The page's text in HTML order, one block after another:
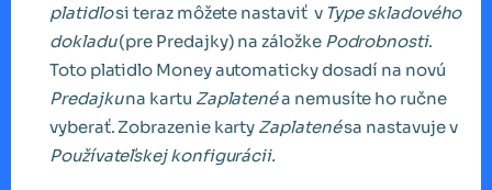
platidlosi teraz môžete nastaviť v Type skladového
dokladu(pre Predajky) na záložke Podrobnosti.
Toto platidlo Money automaticky dosadí na novú
Predajkuna kartu Zaplatenéa nemusíte ho ručne
vyberať. Zobrazenie karty Zaplatenésa nastavuje v
Používateľskej konfigurácii.